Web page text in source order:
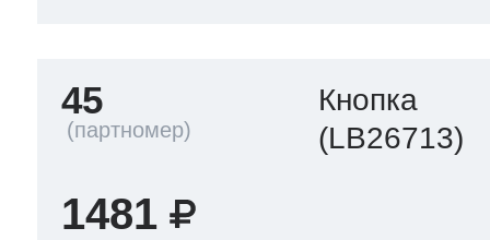
45
Кнопка
(LB26713)
1481